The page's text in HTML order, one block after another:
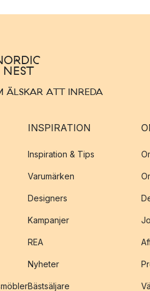
ÄLSKAR ATT INREDA
INSPIRATION
Inspiration & Tips
Varumärken
Designers
Kampanjer
REA
Nyheter
Bästsäljare